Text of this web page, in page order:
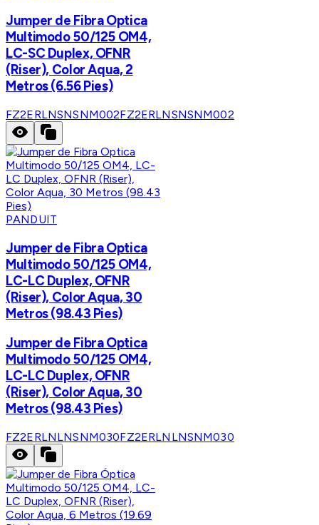
Jumper de Fibra Optica
Multimodo 50/125 OM4,
LC-SC Duplex, OFNR
(Riser), Color Aqua, 2
Metros (6.56 Pies)
FZ2ERLNSNSNM002FZ2ERLNSNSNM002
PANDUIT
Jumper de Fibra Optica
Multimodo 50/125 OM4,
LC-LC Duplex, OFNR
(Riser), Color Aqua, 30
Metros (98.43 Pies)
Jumper de Fibra Optica
Multimodo 50/125 OM4,
LC-LC Duplex, OFNR
(Riser), Color Aqua, 30
Metros (98.43 Pies)
FZ2ERLNLNSNM030FZ2ERLNLNSNM030